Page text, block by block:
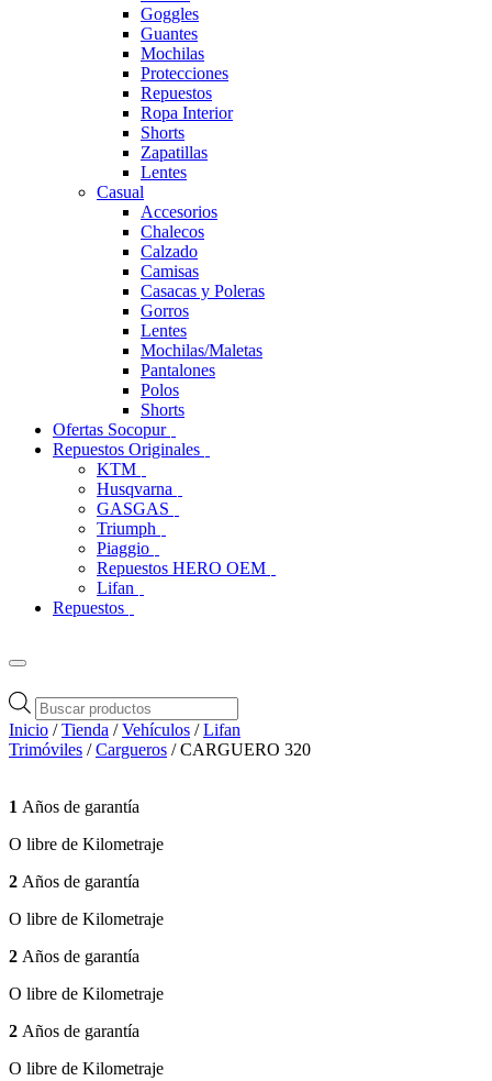
Goggles
Guantes
Mochilas
Protecciones
Repuestos
Ropa Interior
Shorts
Zapatillas
Lentes
Casual
Accesorios
Chalecos
Calzado
Camisas
Casacas y Poleras
Gorros
Lentes
Mochilas/Maletas
Pantalones
Polos
Shorts
Ofertas Socopur
Repuestos Originales
KTM
Husqvarna
GASGAS
Triumph
Piaggio
Repuestos HERO OEM
Lifan
Repuestos
Búsqueda
de
productos
Inicio /Tienda /Vehículos /Lifan
Trimóviles /Cargueros / CARGUERO 320
1 Años de garantía
O libre de Kilometraje
2 Años de garantía
O libre de Kilometraje
2 Años de garantía
O libre de Kilometraje
2 Años de garantía
O libre de Kilometraje